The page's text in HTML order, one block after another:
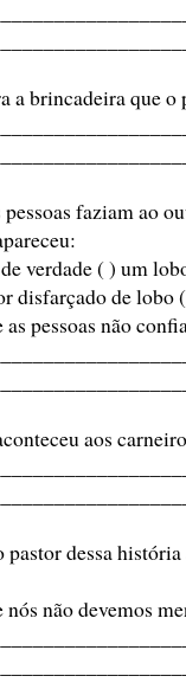
a brincadeira que o
pessoas faziam ao
verdade ( ) um
disfarçado de lobo
as pessoas não
aos
pastor dessa
nós não devemos